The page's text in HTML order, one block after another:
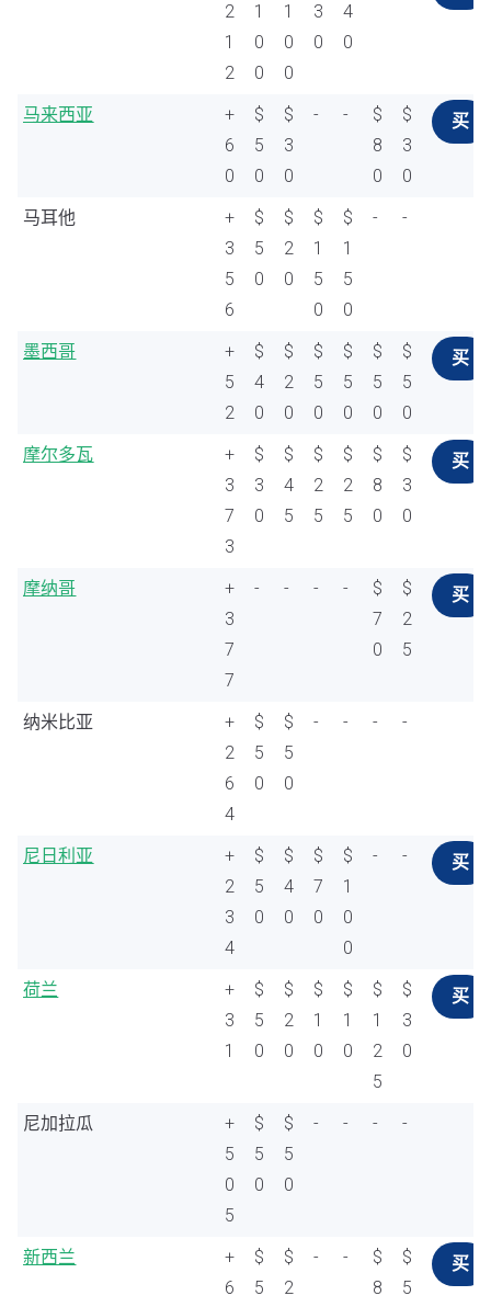
2
1
2
1
0
0
1
0
0
3
0
4
0
马来西亚
+
6
0
$
5
0
$
3
0
- -
$
8
0
$
3
0
买
马耳他
+
3
5
6
$
5
0
$
2
0
$
1
5
0
$
1
5
0
- -
墨西哥
+
5
2
$
4
0
$
2
0
$
5
0
$
5
0
$
5
0
$
5
0
买
摩尔多瓦
+
3
7
3
$
3
0
$
4
5
$
2
5
$
2
5
$
8
0
$
3
0
买
摩纳哥
+
3
7
7
- - - -
$
7
0
$
2
5
买
纳米比亚
+
2
6
4
$
5
0
$
5
0
- - - -
尼日利亚
+
2
3
4
$
5
0
$
4
0
$
7
0
$
1
0
0
- - 买
荷兰
+
3
1
$
5
0
$
2
0
$
1
0
$
1
0
$
1
2
5
$
3
0
买
尼加拉瓜
+
5
0
5
$
5
0
$
5
0
- - - -
新西兰
+
6
$
5
$
2
- -
$
8
$
5
买